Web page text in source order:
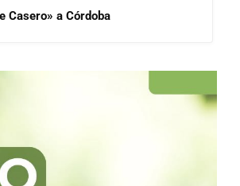
Casero» a Córdoba